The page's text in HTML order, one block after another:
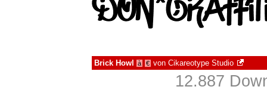
Brick Howl à € von Cikareotype Studio
12.887